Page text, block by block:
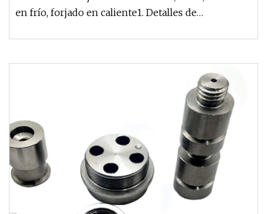
en frío, forjado en caliente1. Detalles de